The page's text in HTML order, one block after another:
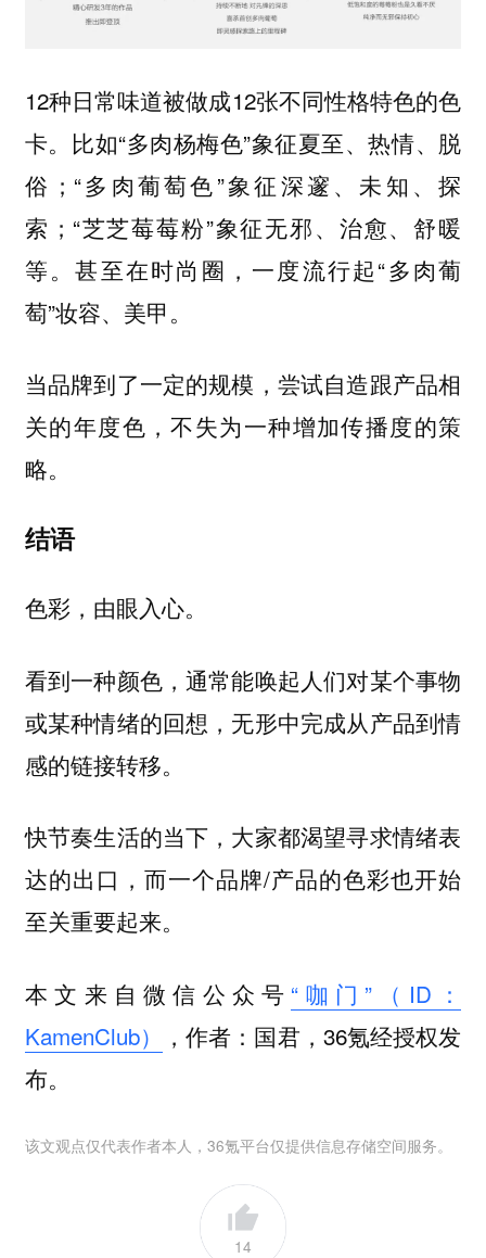
12种日常味道被做成12张不同性格特色的色
卡。比如“多肉杨梅色”象征夏至、热情、脱
俗；“多肉葡萄色”象征深邃、未知、探
索；“芝芝莓莓粉”象征无邪、治愈、舒暖
等。甚至在时尚圈，一度流行起“多肉葡
萄”妆容、美甲。
当品牌到了一定的规模，尝试自造跟产品相
关的年度色，不失为一种增加传播度的策
略。
结语
色彩，由眼入心。
看到一种颜色，通常能唤起人们对某个事物
或某种情绪的回想，无形中完成从产品到情
感的链接转移。
快节奏生活的当下，大家都渴望寻求情绪表
达的出口，而一个品牌/产品的色彩也开始
至关重要起来。
本文来自微信公众号 “咖门”（ID：
KamenClub）
，作者：国君，36氪经授权发
布。
该文观点仅代表作者本人，36氪平台仅提供信息存储空间服务。
14